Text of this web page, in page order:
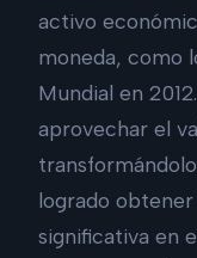
activo
moneda, como
Mundial en
aprovechar el
logrado
significativa en